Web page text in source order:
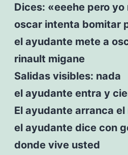
Dices: «eeehe pero yo
oscar intenta bomitar
el ayudante mete a
rinault migane
Salidas visibles: nada
el ayudante entra y
El ayudante arranca el
el ayudante dice con
donde vive usted